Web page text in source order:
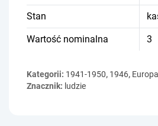
Stan
Wartość nominalna 3
Kategorii: 1941-1950, 1946, Europa
Znacznik: ludzie